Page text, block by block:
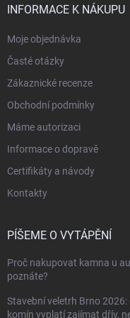
INFORMACE K NÁKUPU
Moje objednávka
Časté otázky
Zákaznické recenze
Obchodní podmínky
Máme autorizaci
Informace o dopravě
Certifikáty a návody
Kontakty
PÍŠEME O VYTÁPĚNÍ
Proč nakupovat kamna u
poznáte?
Stavební veletrh Brno 2026:
komín vyplatí zajímat dřív,